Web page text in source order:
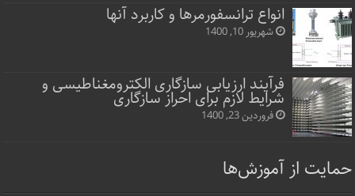
انواع ترانسفورمرها و کاربرد آنها
شهریور 10, 1400
فرآیند ارزیابی سازگاری الکترومغناطیسی و
شرایط لازم برای احراز سازگاری
فروردین 23, 1400
حمایت از آموزش‌ها